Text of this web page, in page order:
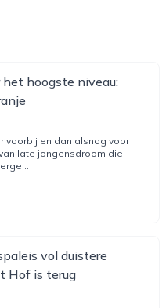
hoogste niveau:
voorbij en dan alsnog voor
late jongensdroom die
vol duistere
Hof is terug